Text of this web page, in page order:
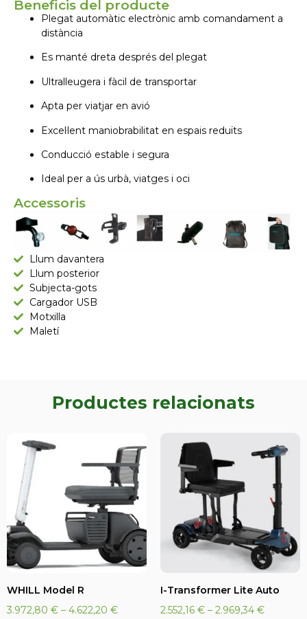
Beneficis del producte
Plegat automàtic electrònic amb comandament a
distància
Es manté dreta després del plegat
Ultralleugera i fàcil de transportar
Apta per viatjar en avió
Excel·lent maniobrabilitat en espais reduïts
Conducció estable i segura
Ideal per a ús urbà, viatges i oci
Accessoris
Llum davantera
Llum posterior
Subjecta-gots
Cargador USB
Motxilla
Maletí
Productes relacionats
WHILL Model R
3.972,80 € – 4.622,20 €
I-Transformer Lite Auto
2.552,16 € – 2.969,34 €